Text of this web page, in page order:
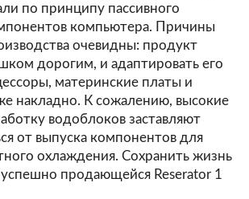
по принципу пассивного
компьютера. Причины
очевидны: продукт
дорогим, и адаптировать его
материнские платы и
накладно. К сожалению, высокие
водоблоков заставляют
от выпуска компонентов для
охлаждения. Сохранить жизнь
продающейся Reserator 1